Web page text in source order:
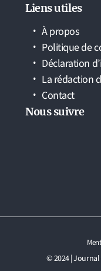
Liens utiles
À propos
Politique de
Déclaration
La rédaction
Contact
Nous suivre
© 2024 |